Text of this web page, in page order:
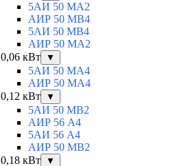
5АИ 50 МА2
АИР 50 МВ4
5АИ 50 МB4
АИР 50 МА2
0,06 кВт
▼
5АИ 50 МА4
АИР 50 MA4
0,12 кВт
▼
5АИ 50 МB2
АИР 56 А4
5АИ 56 A4
АИР 50 МВ2
0,18 кВт
▼